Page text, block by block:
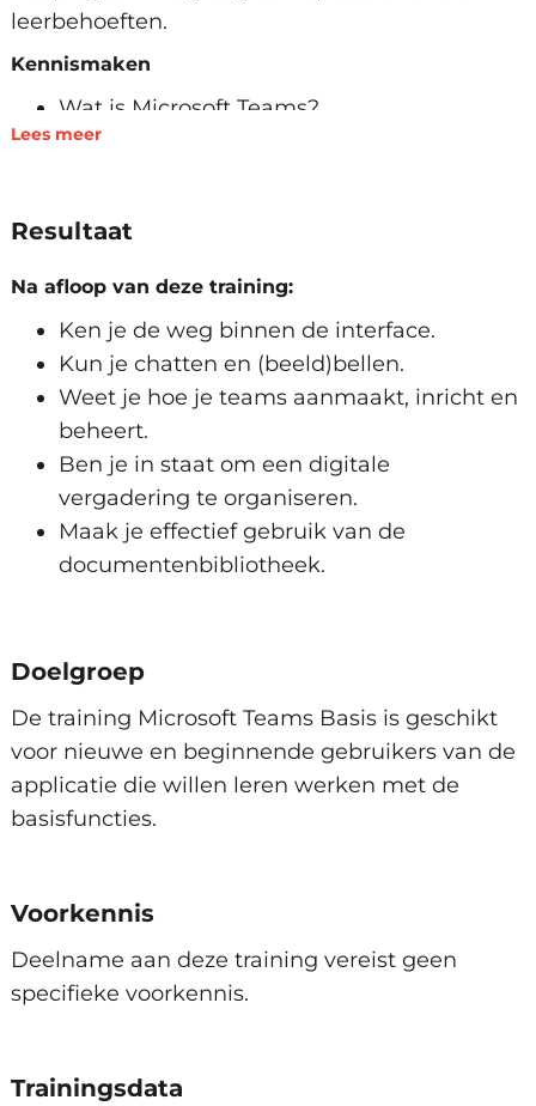
leerbehoeften.
Kennismaken
Wat is Microsoft Teams?
De werkomgeving verkennen
bestanden
Beschikbaarheid & statusbericht instellen
Chatten en (beeld)bellen
Chatfunctionaliteiten
Berichten en gesprekken beheren
(Video)bellen, doorschakelen en
ruggespraak houden
Documenten delen in plaats van mailen
Bereik de juiste personen met
vermeldingen
Kanaalgesprekken voeren
Gelijktijdig samenwerken in documenten
OneNote en Planner als tabblad
toevoegen
Online vergaderen
Outlook
geluid
Vergaderen met externen
Lees meer
Resultaat
Na afloop van deze training:
Ken je de weg binnen de interface.
Kun je chatten en (beeld)bellen.
Weet je hoe je teams aanmaakt, inricht en
beheert.
Ben je in staat om een digitale
vergadering te organiseren.
Maak je effectief gebruik van de
documentenbibliotheek.
Doelgroep
De training Microsoft Teams Basis is geschikt
voor nieuwe en beginnende gebruikers van de
applicatie die willen leren werken met de
basisfuncties.
Voorkennis
Deelname aan deze training vereist geen
specifieke voorkennis.
Trainingsdata